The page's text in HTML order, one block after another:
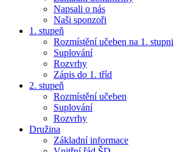
Napsali o nás
Naši sponzoři
1. stupeň
Rozmístění učeben na 1. stupni
Suplování
Rozvrhy
Zápis do 1. tříd
2. stupeň
Rozmístění učeben
Suplování
Rozvrhy
Družina
Základní informace